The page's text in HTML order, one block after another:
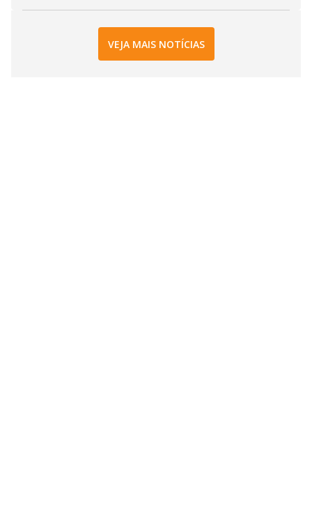
VEJA MAIS NOTÍCIAS